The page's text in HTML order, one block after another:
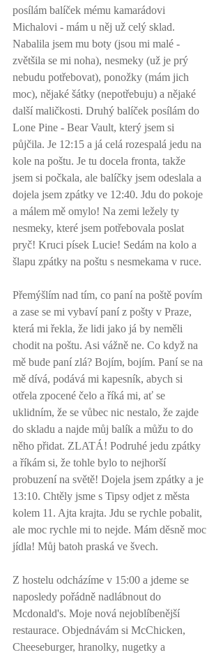
posílám balíček mému kamarádovi
Michalovi - mám u něj už celý sklad.
Nabalila jsem mu boty (jsou mi malé -
zvětšila se mi noha), nesmeky (už je prý
nebudu potřebovat), ponožky (mám jich
moc), nějaké šátky (nepotřebuju) a nějaké
další maličkosti. Druhý balíček posílám do
Lone Pine - Bear Vault, který jsem si
půjčila. Je 12:15 a já celá rozespalá jedu na
kole na poštu. Je tu docela fronta, takže
jsem si počkala, ale balíčky jsem odeslala a
dojela jsem zpátky ve 12:40. Jdu do pokoje
a málem mě omylo! Na zemi ležely ty
nesmeky, které jsem potřebovala poslat
pryč! Kruci písek Lucie! Sedám na kolo a
šlapu zpátky na poštu s nesmekama v ruce.
Přemýšlím nad tím, co paní na poště povím
a zase se mi vybaví paní z pošty v Praze,
která mi řekla, že lidi jako já by neměli
chodit na poštu. Asi vážně ne. Co když na
mě bude paní zlá? Bojím, bojím. Paní se na
mě dívá, podává mi kapesník, abych si
otřela zpocené čelo a říká mi, ať se
uklidním, že se vůbec nic nestalo, že zajde
do skladu a najde můj balík a můžu to do
něho přidat. ZLATÁ! Podruhé jedu zpátky
a říkám si, že tohle bylo to nejhorší
probuzení na světě! Dojela jsem zpátky a je
13:10. Chtěly jsme s Tipsy odjet z města
kolem 11. Ajta krajta. Jdu se rychle pobalit,
ale moc rychle mi to nejde. Mám děsně moc
jídla! Můj batoh praská ve švech.
Z hostelu odcházíme v 15:00 a jdeme se
naposledy pořádně nadlábnout do
Mcdonald's. Moje nová nejoblíbenější
restaurace. Objednávám si McChicken,
Cheeseburger, hranolky, nugetky a